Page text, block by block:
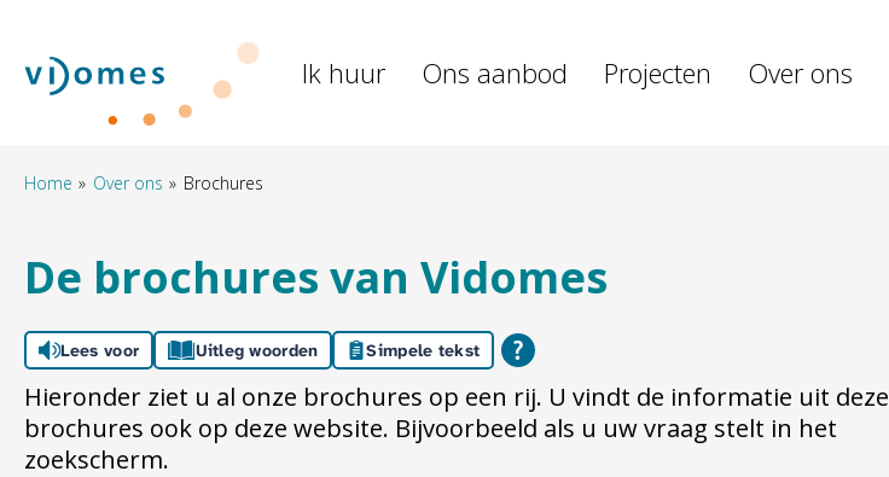
Naar hoofdinhoud
Naar hoofdnavigatiemenu
Naar zoeken
Naar de homepage Ik huur Ons aanbod Projecten Over ons
Home Over ons Brochures
De brochures van Vidomes
Lees voor Uitleg woorden Simpele tekst
Hieronder ziet u al onze brochures op een rij. U vindt de informatie uit deze
brochures ook op deze website. Bijvoorbeeld als u uw vraag stelt in het
zoekscherm.